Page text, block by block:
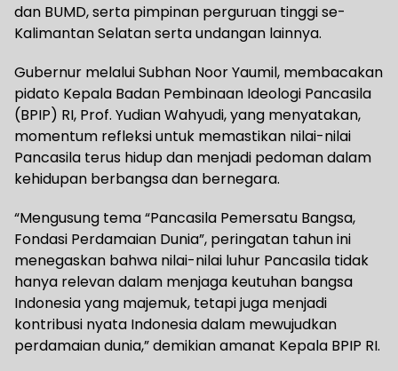
dan BUMD, serta pimpinan perguruan tinggi se-
Kalimantan Selatan serta undangan lainnya.
Gubernur melalui Subhan Noor Yaumil, membacakan
pidato Kepala Badan Pembinaan Ideologi Pancasila
(BPIP) RI, Prof. Yudian Wahyudi, yang menyatakan,
momentum refleksi untuk memastikan nilai-nilai
Pancasila terus hidup dan menjadi pedoman dalam
kehidupan berbangsa dan bernegara.
“Mengusung tema “Pancasila Pemersatu Bangsa,
Fondasi Perdamaian Dunia”, peringatan tahun ini
menegaskan bahwa nilai-nilai luhur Pancasila tidak
hanya relevan dalam menjaga keutuhan bangsa
Indonesia yang majemuk, tetapi juga menjadi
kontribusi nyata Indonesia dalam mewujudkan
perdamaian dunia,” demikian amanat Kepala BPIP RI.